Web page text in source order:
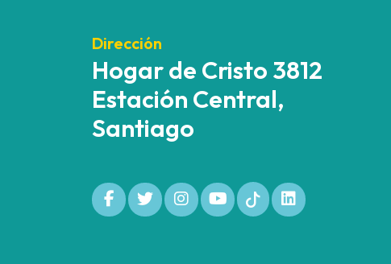
Dirección
Hogar de Cristo 3812
Estación Central,
Santiago